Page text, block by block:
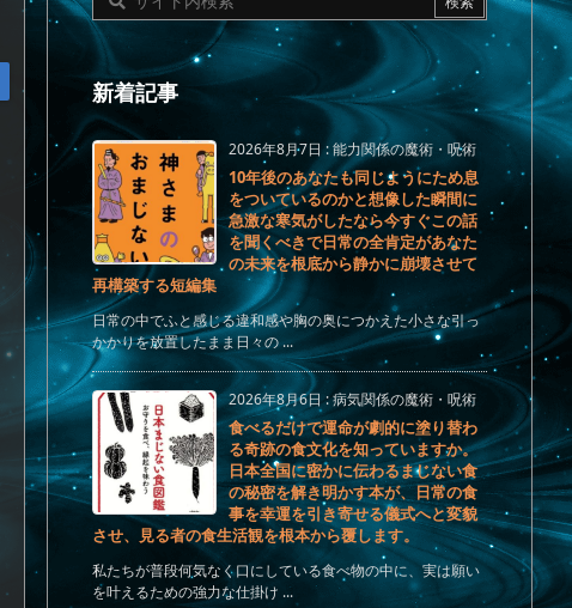
新着記事
2026年8月7日:能力関係の魔術・呪術
10年後のあなたも同じようにため息
をついているのかと想像した瞬間に
急激な寒気がしたなら今すぐこの話
を聞くべきで日常の全肯定があなた
の未来を根底から静かに崩壊させて
再構築する短編集
日常の中でふと感じる違和感や胸の奥につかえた小さな引っ
かかりを放置したまま日々の ...
2026年8月6日:病気関係の魔術・呪術
食べるだけで運命が劇的に塗り替わ
る奇跡の食文化を知っていますか。
日本全国に密かに伝わるまじない食
の秘密を解き明かす本が、日常の食
事を幸運を引き寄せる儀式へと変貌
させ、見る者の食生活観を根本から覆します。
私たちが普段何気なく口にしている食べ物の中に、実は願い
を叶えるための強力な仕掛け ...